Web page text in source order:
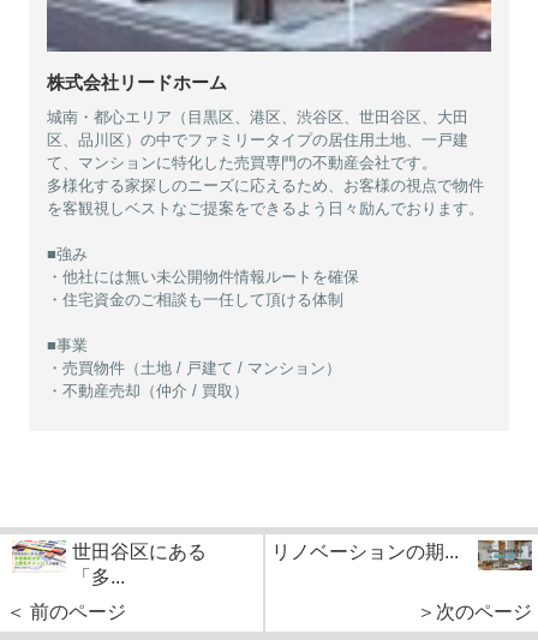
株式会社リードホーム
城南・都心エリア（目黒区、港区、渋谷区、世田谷区、大田
区、品川区）の中でファミリータイプの居住用土地、一戸建
て、マンションに特化した売買専門の不動産会社です。
多様化する家探しのニーズに応えるため、お客様の視点で物件
を客観視しベストなご提案をできるよう日々励んでおります。
■強み
・他社には無い未公開物件情報ルートを確保
・住宅資金のご相談も一任して頂ける体制
■事業
・売買物件（土地 / 戸建て / マンション）
・不動産売却（仲介 / 買取）
世田谷区にある
「多...
＜ 前のページ
リノベーションの期...
＞次のページ